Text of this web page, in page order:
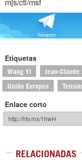
mjs/ctl/msf
Etiquetas
Wang Yi Jean-Claude
Unión Europea
Enlace corto
RELACIONADAS